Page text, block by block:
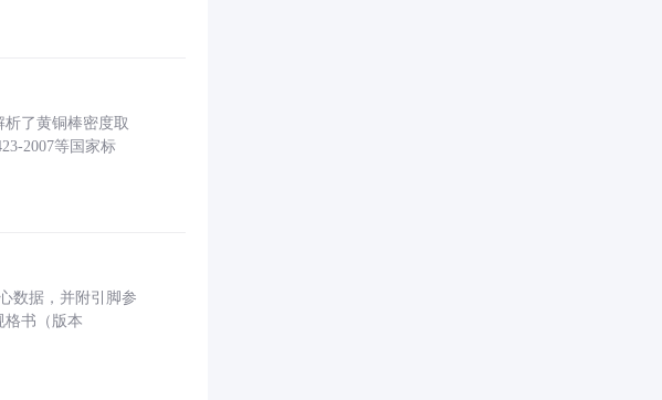
了黄铜棒密度取
2007等国家标
数据，并附引脚参
格书（版本